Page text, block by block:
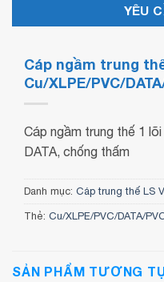
Cáp ngầm trung
Cu/XLPE/PVC/
Cáp ngầm trung thế 1
DATA, chống thấm
Danh mục: Cáp trung thế LS
Thẻ: Cu/XLPE/PVC/DATA/
SẢN PHẨM TƯƠNG